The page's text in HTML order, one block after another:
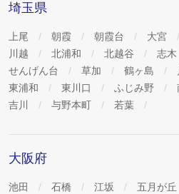
埼玉県
上尾 朝霞 朝霞台 大宮
川越
北浦和 北越谷 志木
せんげん台
草加 鶴ヶ島
東浦和
東川口 ふじみ野
吉川
与野本町 若葉
大阪府
池田 石橋 江坂 五月が丘